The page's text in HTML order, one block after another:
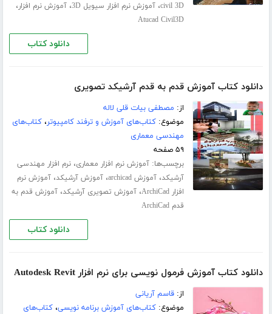
civil 3D،آموزش نرم افزار سیویل 3D ،آموزش نرم افزار،
Atucad Civil3D
دانلود کتاب
دانلود کتاب آموزش قدم به قدم آرشیکد تصویری
از: مصطفی بیات قلی لاله
موضوع:کتاب‌های آموزش و ترفند کامپیوتر،کتاب‌های
مهندسی معماری
۵۹ صفحه
برچسب‌ها:آموزش نرم افزار معماری،نرم افزار مهندسی
آرشیکد،آموزش archicad ،آموزش آرشیکد،آموزش نرم
افزار ArchiCad
،آموزش تصویری آرشیکد،آموزش قدم به
قدم ArchiCad
دانلود کتاب
دانلود کتاب آموزش فرمول نویسی برای نرم افزار Autodesk Revit
از:قاسم آریانی
موضوع:کتاب‌های آموزش برنامه نویسی،کتاب‌های